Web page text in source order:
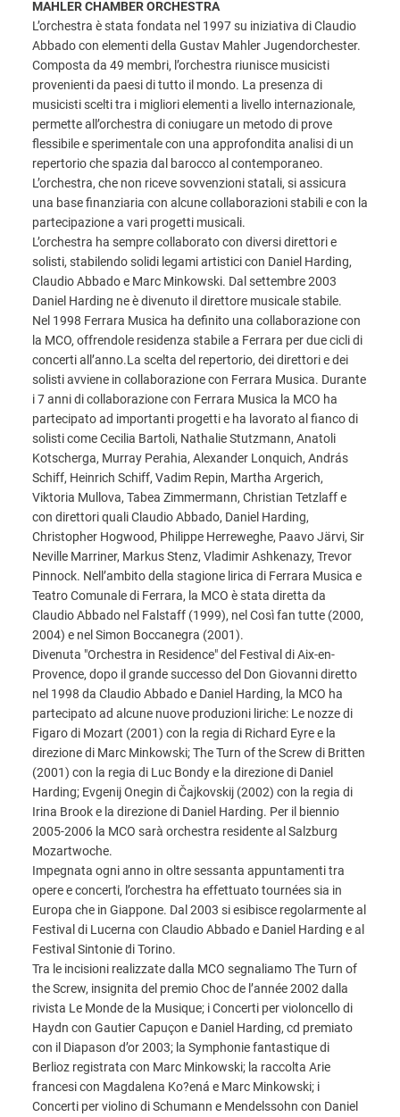
MAHLER CHAMBER ORCHESTRA
L’orchestra è stata fondata nel 1997 su iniziativa di Claudio
Abbado con elementi della Gustav Mahler Jugendorchester.
Composta da 49 membri, l’orchestra riunisce musicisti
provenienti da paesi di tutto il mondo. La presenza di
musicisti scelti tra i migliori elementi a livello internazionale,
permette all’orchestra di coniugare un metodo di prove
flessibile e sperimentale con una approfondita analisi di un
repertorio che spazia dal barocco al contemporaneo.
L’orchestra, che non riceve sovvenzioni statali, si assicura
una base finanziaria con alcune collaborazioni stabili e con la
partecipazione a vari progetti musicali.
L’orchestra ha sempre collaborato con diversi direttori e
solisti, stabilendo solidi legami artistici con Daniel Harding,
Claudio Abbado e Marc Minkowski. Dal settembre 2003
Daniel Harding ne è divenuto il direttore musicale stabile.
Nel 1998 Ferrara Musica ha definito una collaborazione con
la MCO, offrendole residenza stabile a Ferrara per due cicli di
concerti all’anno.La scelta del repertorio, dei direttori e dei
solisti avviene in collaborazione con Ferrara Musica. Durante
i 7 anni di collaborazione con Ferrara Musica la MCO ha
partecipato ad importanti progetti e ha lavorato al fianco di
solisti come Cecilia Bartoli, Nathalie Stutzmann, Anatoli
Kotscherga, Murray Perahia, Alexander Lonquich, András
Schiff, Heinrich Schiff, Vadim Repin, Martha Argerich,
Viktoria Mullova, Tabea Zimmermann, Christian Tetzlaff e
con direttori quali Claudio Abbado, Daniel Harding,
Christopher Hogwood, Philippe Herreweghe, Paavo Järvi, Sir
Neville Marriner, Markus Stenz, Vladimir Ashkenazy, Trevor
Pinnock. Nell’ambito della stagione lirica di Ferrara Musica e
Teatro Comunale di Ferrara, la MCO è stata diretta da
Claudio Abbado nel Falstaff (1999), nel Così fan tutte (2000,
2004) e nel Simon Boccanegra (2001).
Divenuta "Orchestra in Residence" del Festival di Aix-en-
Provence, dopo il grande successo del Don Giovanni diretto
nel 1998 da Claudio Abbado e Daniel Harding, la MCO ha
partecipato ad alcune nuove produzioni liriche: Le nozze di
Figaro di Mozart (2001) con la regia di Richard Eyre e la
direzione di Marc Minkowski; The Turn of the Screw di Britten
(2001) con la regia di Luc Bondy e la direzione di Daniel
Harding; Evgenij Onegin di Čajkovskij (2002) con la regia di
Irina Brook e la direzione di Daniel Harding. Per il biennio
2005-2006 la MCO sarà orchestra residente al Salzburg
Mozartwoche.
Impegnata ogni anno in oltre sessanta appuntamenti tra
opere e concerti, l’orchestra ha effettuato tournées sia in
Europa che in Giappone. Dal 2003 si esibisce regolarmente al
Festival di Lucerna con Claudio Abbado e Daniel Harding e al
Festival Sintonie di Torino.
Tra le incisioni realizzate dalla MCO segnaliamo The Turn of
the Screw, insignita del premio Choc de l’année 2002 dalla
rivista Le Monde de la Musique; i Concerti per violoncello di
Haydn con Gautier Capuçon e Daniel Harding, cd premiato
con il Diapason d’or 2003; la Symphonie fantastique di
Berlioz registrata con Marc Minkowski; la raccolta Arie
francesi con Magdalena Ko?ená e Marc Minkowski; i
Concerti per violino di Schumann e Mendelssohn con Daniel